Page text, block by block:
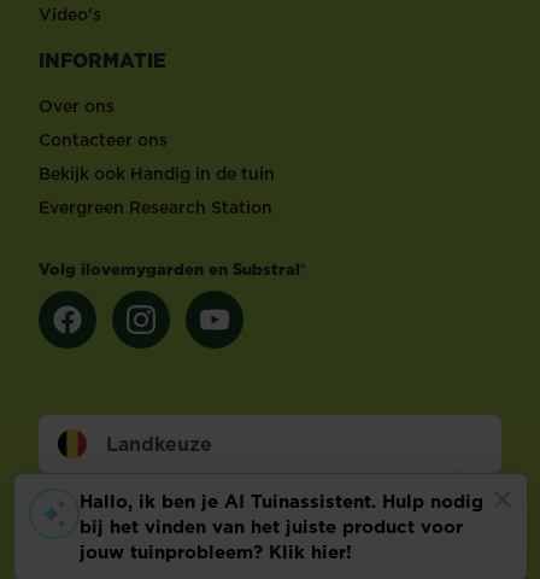
Video's
INFORMATIE
Over ons
Contacteer ons
Bekijk ook Handig in de tuin
Evergreen Research Station
Volg ilovemygarden en Substral®
Landkeuze
Footer
Wettelijke BepalingenTechnische info
Privacy en cookiesCookie voorkeuren aanpassen